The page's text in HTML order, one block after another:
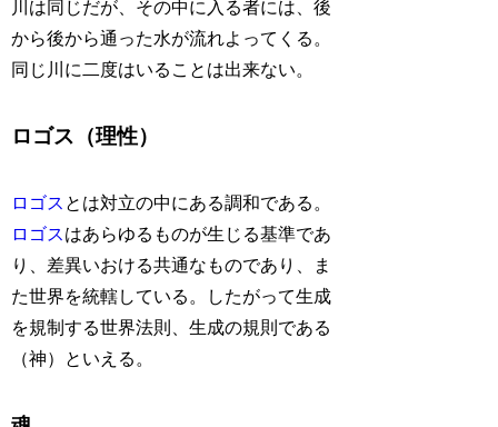
川は同じだが、その中に入る者には、後
から後から通った水が流れよってくる。
同じ川に二度はいることは出来ない。
ロゴス（理性）
ロゴス とは対立の中にある調和である。
ロゴスはあらゆるものが生じる基準であ
り、差異いおける共通なものであり、ま
た世界を統轄している。したがって生成
を規制する世界法則、生成の規則である
（神）といえる。